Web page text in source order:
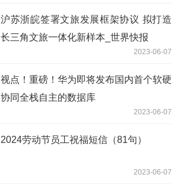
沪苏浙皖签署文旅发展框架协议 拟打造
长三角文旅一体化新样本_世界快报
2023-06-07
视点！重磅！华为即将发布国内首个软硬
协同全栈自主的数据库
2023-06-07
2024劳动节员工祝福短信（81句）
2023-06-07